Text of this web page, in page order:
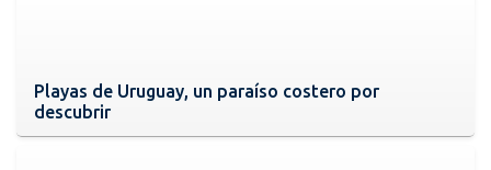
Playas de Uruguay, un paraíso costero por
descubrir